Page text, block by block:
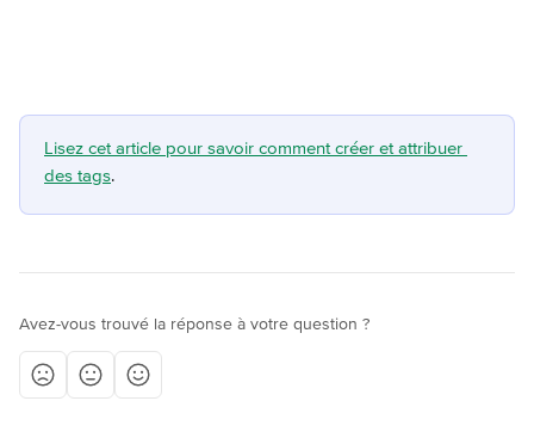
Lisez cet article pour savoir comment créer et attribuer
des tags.
Avez-vous trouvé la réponse à votre question ?